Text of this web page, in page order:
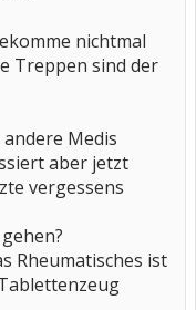
nichtmal
Treppen sind der
Medis
aber jetzt
vergessens
Rheumatisches ist